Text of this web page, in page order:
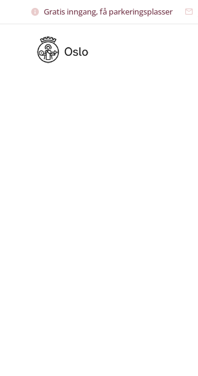
Gratis inngang, få parkeringsplasser